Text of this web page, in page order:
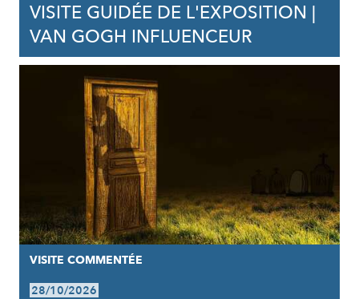
VISITE GUIDÉE DE L'EXPOSITION |
VAN GOGH INFLUENCEUR
VISITE COMMENTÉE
28/10/2026